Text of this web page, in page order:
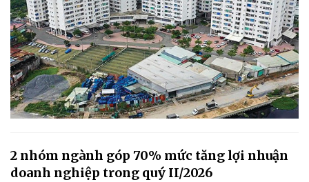
2 nhóm ngành góp 70% mức tăng lợi nhuận
doanh nghiệp trong quý II/2026